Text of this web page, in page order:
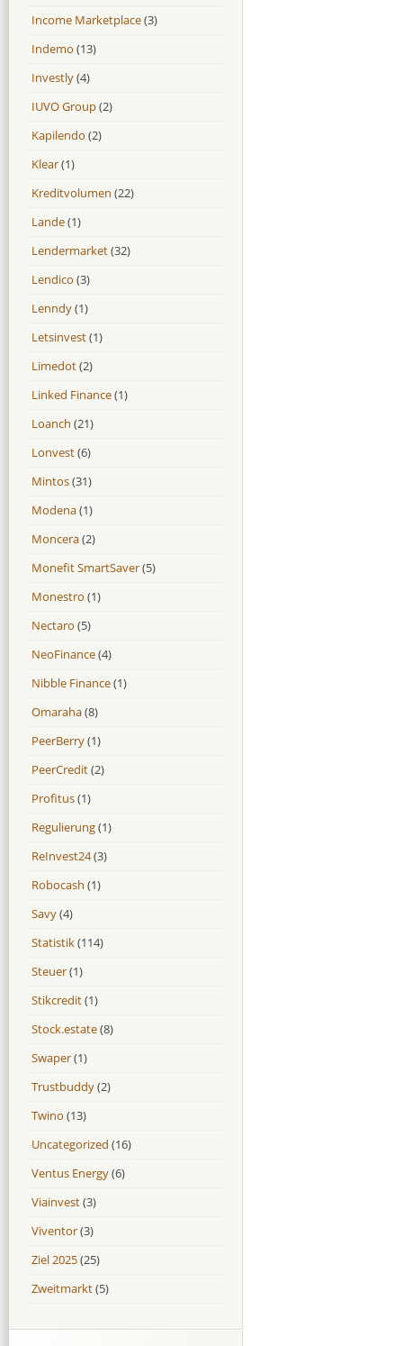
Income Marketplace(3)
Indemo (13)
Investly(4)
IUVO Group(2)
Kapilendo (2)
Klear(1)
Kreditvolumen (22)
Lande(1)
Lendermarket(32)
Lendico (3)
Lenndy(1)
Letsinvest(1)
Limedot(2)
Linked Finance(1)
Loanch (21)
Lonvest(6)
Mintos(31)
Modena(1)
Moncera(2)
Monefit SmartSaver(5)
Monestro (1)
Nectaro (5)
NeoFinance(4)
Nibble Finance(1)
Omaraha(8)
PeerBerry(1)
PeerCredit(2)
Profitus(1)
Regulierung(1)
ReInvest24(3)
Robocash (1)
Savy(4)
Statistik(114)
Steuer(1)
Stikcredit(1)
Stock.estate(8)
Swaper(1)
Trustbuddy(2)
Twino (13)
Uncategorized (16)
Ventus Energy(6)
Viainvest(3)
Viventor(3)
Ziel 2025(25)
Zweitmarkt(5)